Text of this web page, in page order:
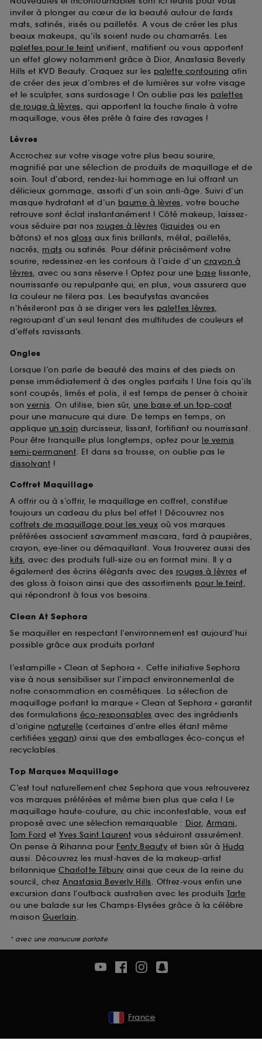
inviter à plonger au cœur de la beauté autour de fards
mats, satinés, irisés ou pailletés. A vous de créer les plus
beaux makeups, qu’ils soient nude ou chamarrés. Les
palettes pour le teint unifient, matifient ou vous apportent
un effet glowy notamment grâce à Dior, Anastasia Beverly
Hills et KVD Beauty. Craquez sur les palette contouring afin
de créer des jeux d’ombres et de lumières sur votre visage
et le sculpter, sans surdosage ! On oublie pas les palettes
de rouge à lèvres, qui apportent la touche finale à votre
maquillage, vous êtes prête à faire des ravages !
Lèvres
Accrochez sur votre visage votre plus beau sourire,
magnifié par une sélection de produits de maquillage et de
soin. Tout d’abord, rendez-lui hommage en lui offrant un
délicieux gommage, assorti d’un soin anti-âge. Suivi d’un
masque hydratant et d’un baume à lèvres, votre bouche
retrouve sont éclat instantanément ! Côté makeup, laissez-
vous séduire par nos rouges à lèvres (liquides ou en
bâtons) et nos gloss aux finis brillants, métal, pailletés,
nacrés, mats ou satinés. Pour définir précisément votre
sourire, redessinez-en les contours à l’aide d’un crayon à
lèvres, avec ou sans réserve ! Optez pour une base lissante,
nourrissante ou repulpante qui, en plus, vous assurera que
la couleur ne filera pas. Les beautystas avancées
n’hésiteront pas à se diriger vers les palettes lèvres,
regroupant d’un seul tenant des multitudes de couleurs et
d’effets ravissants.
Ongles
Lorsque l’on parle de beauté des mains et des pieds on
pense immédiatement à des ongles parfaits ! Une fois qu’ils
sont coupés, limés et polis, il est temps de penser à choisir
son vernis. On utilise, bien sûr, une base et un top-coat
pour une manucure qui dure. De temps en temps, on
applique un soin durcisseur, lissant, fortifiant ou nourrissant.
Pour être tranquille plus longtemps, optez pour le vernis
semi-permanent. Et dans sa trousse, on oublie pas le
dissolvant !
Coffret Maquillage
A offrir ou à s’offrir, le maquillage en coffret, constitue
toujours un cadeau du plus bel effet ! Découvrez nos
coffrets de maquillage pour les yeux où vos marques
préférées associent savamment mascara, fard à paupières,
crayon, eye-liner ou démaquillant. Vous trouverez aussi des
kits, avec des produits full-size ou en format mini. Il y a
également des écrins élégants avec des rouges à lèvres et
des gloss à foison ainsi que des assortiments pour le teint,
qui répondront à tous vos besoins.
Clean At Sephora
Se maquiller en respectant l’environnement est aujourd’hui
possible grâce aux produits portant
l’estampille « Clean at Sephora ». Cette initiative Sephora
vise à nous sensibiliser sur l’impact environnemental de
notre consommation en cosmétiques. La sélection de
maquillage portant la marque « Clean at Sephora » garantit
des formulations éco-responsables avec des ingrédients
d’origine naturelle (certaines d’entre elles étant même
certifiées vegan) ainsi que des emballages éco-conçus et
recyclables.
Top Marques Maquillage
C’est tout naturellement chez Sephora que vous retrouverez
vos marques préférées et même bien plus que cela ! Le
maquillage haute-couture, au chic incontestable, vous est
proposé avec une sélection remarquable : Dior, Armani,
Tom Ford et Yves Saint Laurent vous séduiront assurément.
On pense à Rihanna pour Fenty Beauty et bien sûr à Huda
aussi. Découvrez les must-haves de la makeup-artist
britannique Charlotte Tilbury ainsi que ceux de la reine du
sourcil, chez Anastasia Beverly Hills. Offrez-vous enfin une
excursion dans l’outback australien avec les produits Tarte
ou une balade sur les Champs-Elysées grâce à la célèbre
maison Guerlain.
* avec une manucure parfaite
France
d’en améliorer la performance.
Cookies de sécurisation des paiements en ligne :
ils nous permettent de lutter notamment contre les
fraudes aux moyens de paiement et les
usurpations d’identité.
Cookies fonctionnels :il s’agit de cookies
permettant l’affichage et/ou la fourniture de
certaines fonctionnalités du site, tel que les
cookies d’authentification qui sont utilisés afin de
vous faire bénéficier de l’authentification
sans saisir à nouveau votre identifiant et mot de
passe.
A l'exception des cookies techniques, le dépôt et la
lecture de ces traceurs requiert votre accord. Vous
pouvez personnaliser vos choix concernant le dépôt
de ces cookies grâce au bouton "personnaliser mes
choix" ci-dessous ou décider de "tout accepter".
Sephora pourra associer les informations de
navigation collectées par ces Cookies, pour les
finalités acceptées, avec les données personnelles
collectées ou générées lors de votre activité en ligne
ou en magasin. Pour refuser tous les cookies, cliques
sur "continuer sans accepter". Voous pouvez à tout
moment choisir de retirer votrte consentement. Si vous
utilisés,